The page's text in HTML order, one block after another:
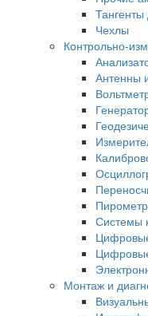
Чехлы
Контрольно-
Антенны
Системы
Монтаж и